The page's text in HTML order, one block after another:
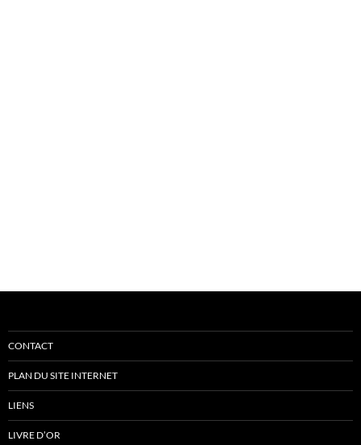
CONTACT
PLAN DU SITE INTERNET
LIENS
LIVRE D’OR